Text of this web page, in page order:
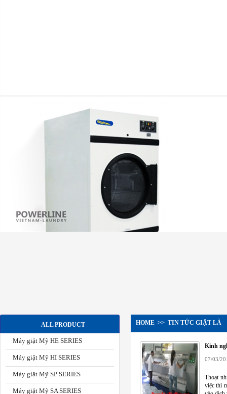
ALL PRODUCT
Máy giặt Mỹ HE SERIES
Máy giặt Mỹ HI SERIES
Máy giặt Mỹ SP SERIES
Máy giặt Mỹ SA SERIES
HOME >> TIN TỨC GIẶT LÀ
Kinh
07/03/
Thoạt
việc thì